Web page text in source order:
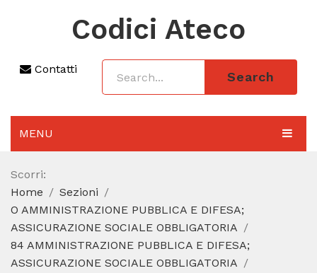
Codici Ateco
Contatti
Search
MENU
AGGIORNAMENTO 2025
SEZIONI
CODICE ATECO A COSA SERVE
Scorri:
Home
Sezioni
O AMMINISTRAZIONE PUBBLICA E DIFESA;
ASSICURAZIONE SOCIALE OBBLIGATORIA
84 AMMINISTRAZIONE PUBBLICA E DIFESA;
ASSICURAZIONE SOCIALE OBBLIGATORIA